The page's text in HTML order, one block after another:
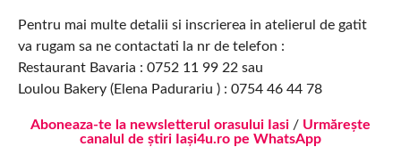
Pentru mai multe detalii si inscrierea in atelierul de gatit
va rugam sa ne contactati la nr de telefon :
Restaurant Bavaria : 0752 11 99 22 sau
Loulou Bakery (Elena Padurariu ) : 0754 46 44 78
Aboneaza-te la newsletterul orasului Iasi/ Urmărește
canalul de știri Iași4u.ro pe WhatsApp